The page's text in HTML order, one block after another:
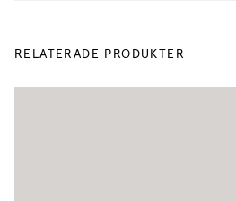
RELATERADE PRODUKTER